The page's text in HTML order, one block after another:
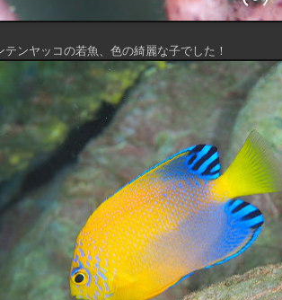
ンヤッコの若魚、色の綺麗な子でした！